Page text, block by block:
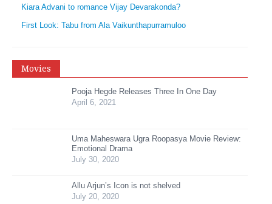
Kiara Advani to romance Vijay Devarakonda?
First Look: Tabu from Ala Vaikunthapurramuloo
Movies
Pooja Hegde Releases Three In One Day
April 6, 2021
Uma Maheswara Ugra Roopasya Movie Review:
Emotional Drama
July 30, 2020
Allu Arjun’s Icon is not shelved
July 20, 2020